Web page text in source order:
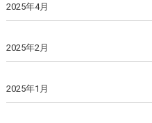
2025年4月
2025年2月
2025年1月